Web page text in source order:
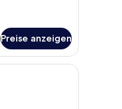
Preise anzeigen